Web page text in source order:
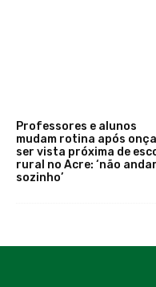
Professores e alunos
mudam rotina após onça
ser vista próxima de
rural no Acre: ‘não andar
sozinho’